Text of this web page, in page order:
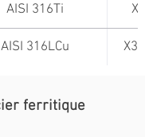
AISI 316Ti
AISI 316LCu
ferritique